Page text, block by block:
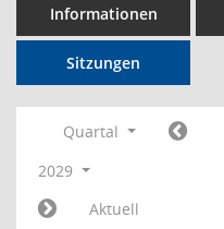
Informationen
Sitzungen
Quartal
2029
Aktuell